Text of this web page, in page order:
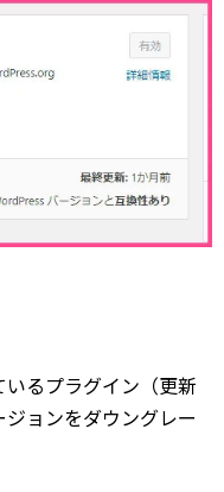
るプラグイン（更新
ョンをダウングレー